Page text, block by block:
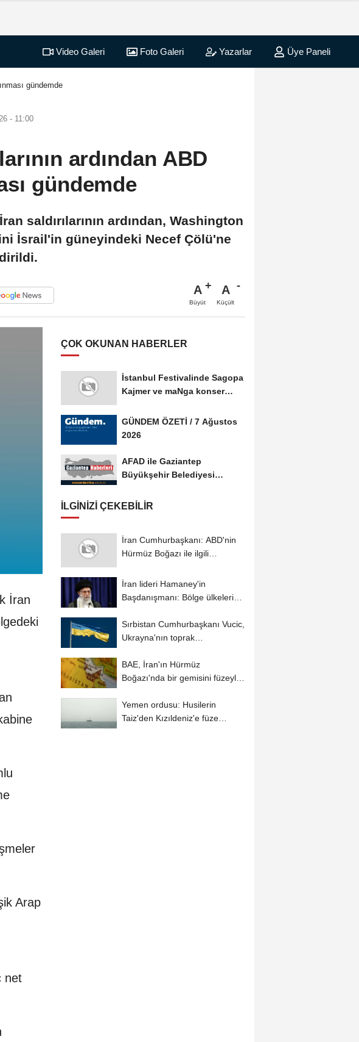
Video Galeri Foto Galeri Yazarlar Üye Paneli
gündemde
- 11:00
ardından ABD
gündemde
saldırılarının ardından, Washington
İsrail'in güneyindeki Necef Çölü'ne
A
Büyüt
A
Küçült
İran
Arap
net
ÇOK OKUNAN HABERLER
İstanbul Festivalinde Sagopa
Kajmer ve maNga konser
GÜNDEM ÖZETİ / 7 Ağustos
2026
AFAD ile Gaziantep
Büyükşehir Belediyesi
İLGINIZI ÇEKEBILIR
İran Cumhurbaşkanı: ABD'nin
Hürmüz Boğazı ile ilgili
İran lideri Hamaney'in
Başdanışmanı: Bölge ülkeleri
Sırbistan Cumhurbaşkanı Vucic,
Ukrayna'nın toprak
BAE, İran'ın Hürmüz
Boğazı'nda bir gemisini füzeyle
Yemen ordusu: Husilerin
Taiz'den Kızıldeniz'e füze